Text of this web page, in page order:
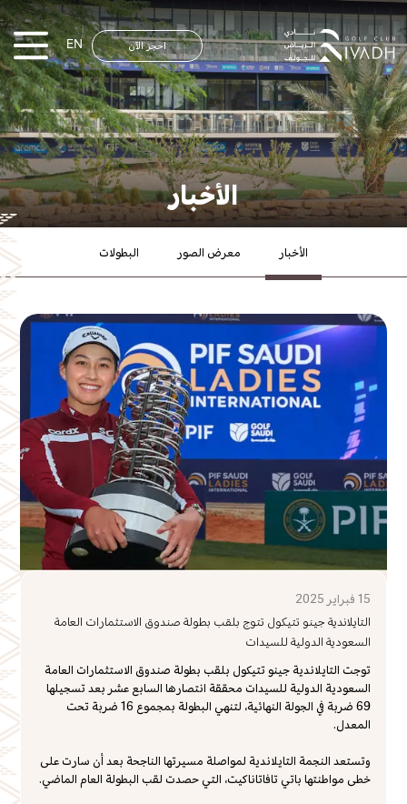
احجز الآن EN
الأخبار
الأخبار معرض الصور البطولات
15 فبراير 2025
التايلاندية جينو تتيكول تتوج بلقب بطولة صندوق الاستثمارات العامة
السعودية الدولية للسيدات
توجت التايلاندية جينو تتيكول بلقب بطولة صندوق الاستثمارات العامة
السعودية الدولية للسيدات محققة انتصارها السابع عشر بعد تسجيلها
69 ضربة في الجولة النهائية، لتنهي البطولة بمجموع 16 ضربة تحت
المعدل.
وتستعد النجمة التايلاندية لمواصلة مسيرتها الناجحة بعد أن سارت على
خطى مواطنتها باتي تافاتاناكيت، التي حصدت لقب البطولة العام الماضي.